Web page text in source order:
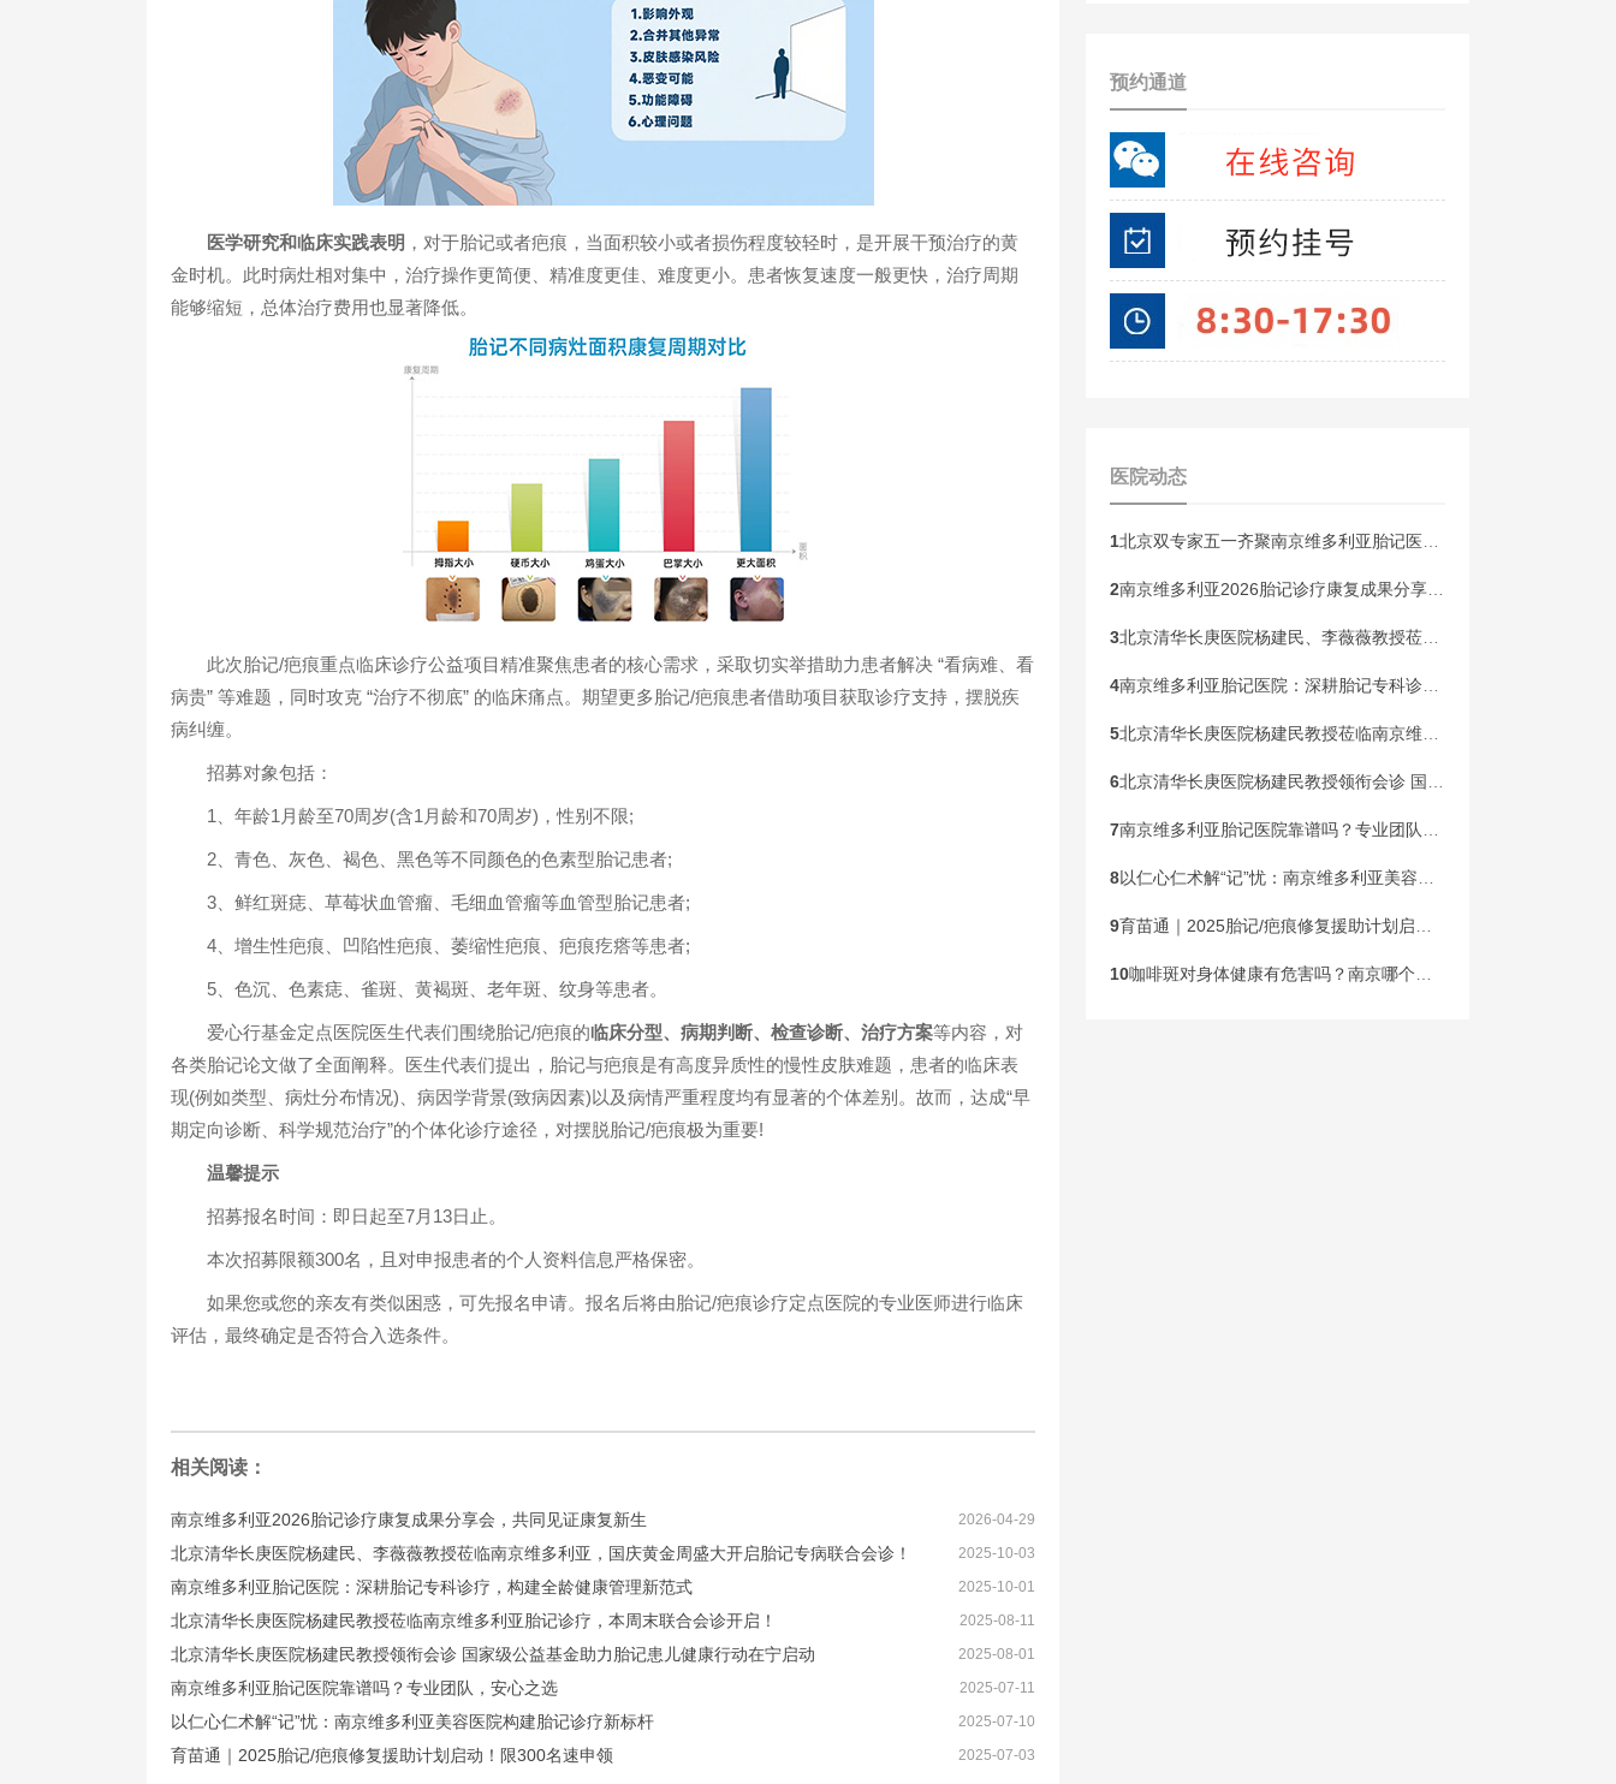
医学研究和临床实践表明 ，对于胎记或者疤痕，当面积较小或者损伤程度较轻时，是开展干预治疗的黄
金时机。此时病灶相对集中，治疗操作更简便、精准度更佳、难度更小。患者恢复速度一般更快，治疗周期
能够缩短，总体治疗费用也显著降低。
此次胎记/疤痕重点临床诊疗公益项目精准聚焦患者的核心需求，采取切实举措助力患者解决 “看病难、看
病贵” 等难题，同时攻克 “治疗不彻底” 的临床痛点。期望更多胎记/疤痕患者借助项目获取诊疗支持，摆脱疾
病纠缠。
招募对象包括：
1、年龄1月龄至70周岁(含1月龄和70周岁)，性别不限;
2、青色、灰色、褐色、黑色等不同颜色的色素型胎记患者;
3、鲜红斑痣、草莓状血管瘤、毛细血管瘤等血管型胎记患者;
4、增生性疤痕、凹陷性疤痕、萎缩性疤痕、疤痕疙瘩等患者;
5、色沉、色素痣、雀斑、黄褐斑、老年斑、纹身等患者。
爱心行基金定点医院医生代表们围绕胎记/疤痕的临床分型、病期判断、检查诊断、治疗方案等内容，对
各类胎记论文做了全面阐释。医生代表们提出，胎记与疤痕是有高度异质性的慢性皮肤难题，患者的临床表
现(例如类型、病灶分布情况)、病因学背景(致病因素)以及病情严重程度均有显著的个体差别。故而，达成“早
期定向诊断、科学规范治疗”的个体化诊疗途径，对摆脱胎记/疤痕极为重要!
温馨提示
招募报名时间：即日起至7月13日止。
本次招募限额300名，且对申报患者的个人资料信息严格保密。
如果您或您的亲友有类似困惑，可先报名申请。报名后将由胎记/疤痕诊疗定点医院的专业医师进行临床
评估，最终确定是否符合入选条件。
相关阅读：
南京维多利亚2026胎记诊疗康复成果分享会，共同见证康复新生 2026-04-29
北京清华长庚医院杨建民、李薇薇教授莅临南京维多利亚，国庆黄金周盛大开启胎记专病联合会诊！ 2025-10-03
南京维多利亚胎记医院：深耕胎记专科诊疗，构建全龄健康管理新范式 2025-10-01
北京清华长庚医院杨建民教授莅临南京维多利亚胎记诊疗，本周末联合会诊开启！ 2025-08-11
北京清华长庚医院杨建民教授领衔会诊 国家级公益基金助力胎记患儿健康行动在宁启动 2025-08-01
南京维多利亚胎记医院靠谱吗？专业团队，安心之选 2025-07-11
以仁心仁术解“记”忧：南京维多利亚美容医院构建胎记诊疗新标杆 2025-07-10
育苗通｜2025胎记/疤痕修复援助计划启动！限300名速申领 2025-07-03
预约通道
医院动态
1北京双专家五一齐聚南京维多利亚胎记医院！开展京宁专家联合会诊
2南京维多利亚2026胎记诊疗康复成果分享会，共同见证康复新生
3北京清华长庚医院杨建民、李薇薇教授莅临南京维多利亚，国庆黄金周盛大开启胎记专病联合会诊！
4南京维多利亚胎记医院：深耕胎记专科诊疗，构建全龄健康管理新范式
5北京清华长庚医院杨建民教授莅临南京维多利亚胎记诊疗，本周末联合会诊开启！
6北京清华长庚医院杨建民教授领衔会诊 国家级公益基金助力胎记患儿健康行动在宁启动
7南京维多利亚胎记医院靠谱吗？专业团队，安心之选
8以仁心仁术解“记”忧：南京维多利亚美容医院构建胎记诊疗新标杆
9育苗通｜2025胎记/疤痕修复援助计划启动！限300名速申领
10咖啡斑对身体健康有危害吗？南京哪个胎记医院专业？